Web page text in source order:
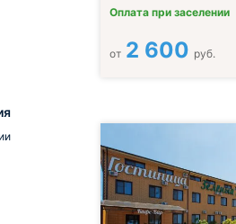
Оплата при заселении
от 2 600 руб.